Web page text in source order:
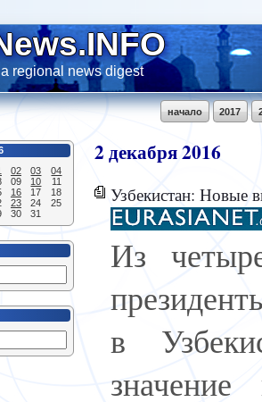
regional news digest
2017
начало
02 03
04
09 10
11
16 17
18
23 24
25
30 31
2декабря2016
Узбекистан: Новые
Из
в